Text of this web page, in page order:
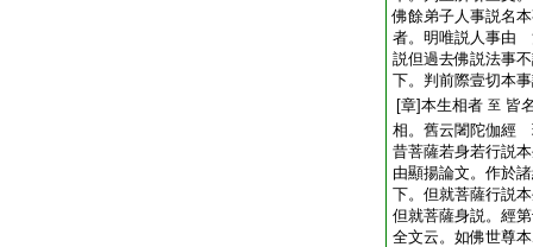
佛餘弟子人事説名
者。明唯説人事由
説但過去佛説法事
下。判前際壹切本
[章]本生相者 至 皆
相。舊云闍陀伽經
昔菩薩若身若行説
由顯揚論文。作於
下。但就菩薩行説
但就菩薩身説。經
全文云。如佛世尊